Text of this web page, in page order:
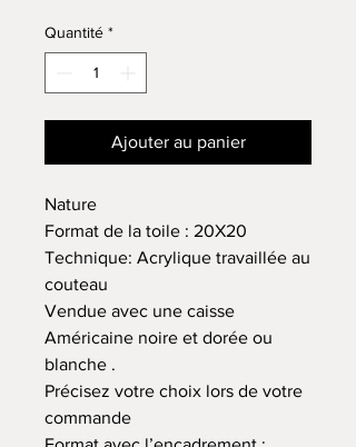
Quantité *
Ajouter au panier
Nature
Format de la toile : 20X20
Technique: Acrylique travaillée au
couteau
Vendue avec une caisse
Américaine noire et dorée ou
blanche .
Précisez votre choix lors de votre
commande